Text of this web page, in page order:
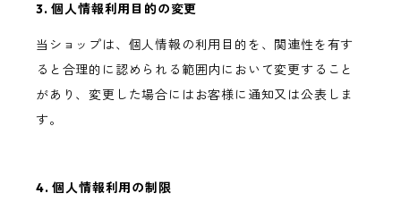
3. 個人情報利用目的の変更
当ショップは、個人情報の利用目的を、関連性を有す
ると合理的に認められる範囲内において変更すること
があり、変更した場合にはお客様に通知又は公表しま
す。
4. 個人情報利用の制限